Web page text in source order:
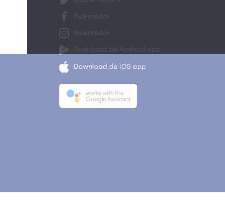
Buienradar
Buienradar
Download de Android app
Download de iOS app